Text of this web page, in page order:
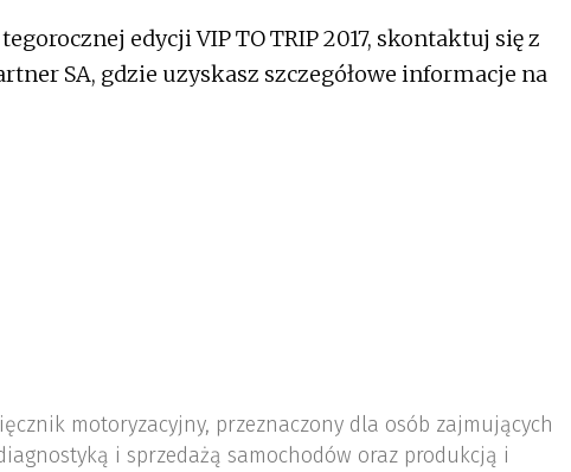
edycji VIP TO TRIP 2017, skontaktuj się z
SA, gdzie uzyskasz szczegółowe informacje na
motoryzacyjny, przeznaczony dla osób zajmujących
i sprzedażą samochodów oraz produkcją i